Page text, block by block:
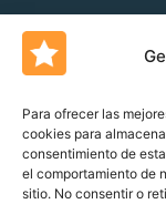
Para ofrecer las
cookies para
consentimiento de
el comportamiento de
sitio. No consentir o
Un blog de